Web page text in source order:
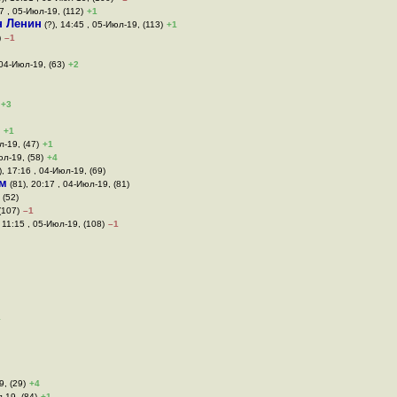
, 05-Июл-19, (112) +1
Ленин (?), 14:45 , 05-Июл-19, (113) +1
–1
Июл-19, (63) +2
+3
+1
19, (47) +1
19, (58) +4
17:16 , 04-Июл-19, (69)
(81), 20:17 , 04-Июл-19, (81)
–1
, 05-Июл-19, (108) –1
(29) +4